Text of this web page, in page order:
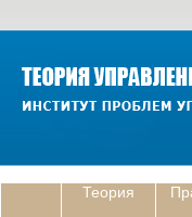
Теория